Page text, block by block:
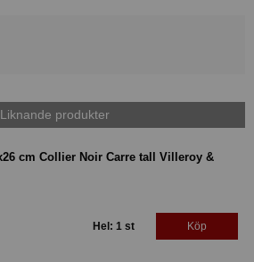
Liknande produkter
cm Collier Noir Carre tall Villeroy &
Hel: 1 st Köp